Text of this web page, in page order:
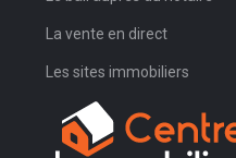
La vente en direct
Les sites immobiliers